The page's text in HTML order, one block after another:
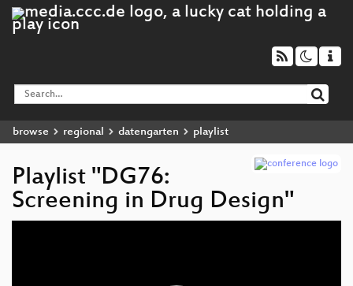
browse regional datengarten playlist
Playlist "DG76:
Screening in Drug Design"